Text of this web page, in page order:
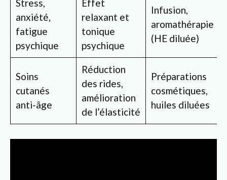
Stress,
anxiété,
fatigue
psychique
Effet
relaxant et
tonique
psychique
Infusion,
aromathérapie
(HE diluée)
Soins
cutanés
anti-âge
Réduction
des rides,
amélioration
de l’élasticité
Préparations
cosmétiques,
huiles diluées